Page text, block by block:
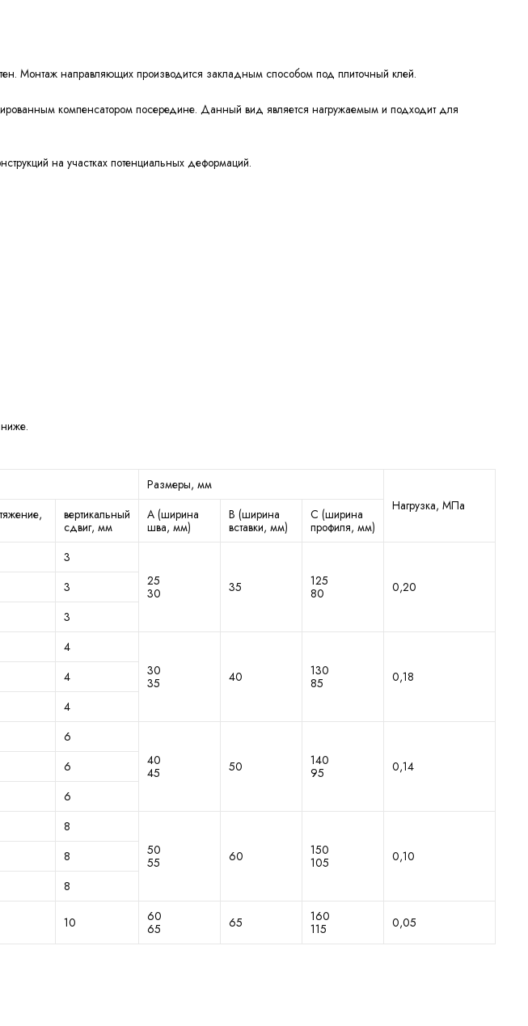
Монтаж направляющих производится закладным способом под плиточный клей.
компенсатором посередине. Данный вид является нагружаемым и подходит для
на участках потенциальных деформаций.
Размеры, мм
Нагрузка, МПа
вертикальный
сдвиг, мм
А (ширина
шва, мм)
В (ширина
вставки, мм)
C (ширина
профиля, мм)
3
25
30
35
125
80
0,20
3
3
4
30
35
40
130
85
0,18
4
4
6
40
45
50
140
95
0,14
6
6
8
50
55
60
150
105
0,10
8
8
10
60
65
65
160
115
0,05